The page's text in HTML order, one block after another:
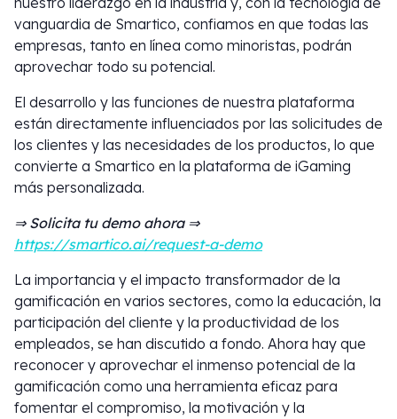
vanguardia de Smartico, confiamos en que todas las
empresas, tanto en línea como minoristas, podrán
aprovechar todo su potencial.
El desarrollo y las funciones de nuestra plataforma
están directamente influenciados por las solicitudes de
los clientes y las necesidades de los productos, lo que
convierte a Smartico en la plataforma de iGaming
más personalizada.
⇒ Solicita tu demo ahora ⇒
https://smartico.ai/request-a-demo
La importancia y el impacto transformador de la
gamificación en varios sectores, como la educación, la
participación del cliente y la productividad de los
empleados, se han discutido a fondo. Ahora hay que
reconocer y aprovechar el inmenso potencial de la
gamificación como una herramienta eficaz para
fomentar el compromiso, la motivación y la